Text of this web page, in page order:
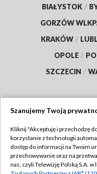
BIAŁYSTOK /
GORZÓW
KRAKÓW /
OPOLE /
SZCZECIN /
Abonament TVP
Emisja w TVP
Szanujemy Twoją
Kliknij "Akceptuję i przechodzę
korzystanie z technologii
dostęp do informacji na Twoim
przechowywanie oraz na
nas, czyli Telewizję Polską S.A.